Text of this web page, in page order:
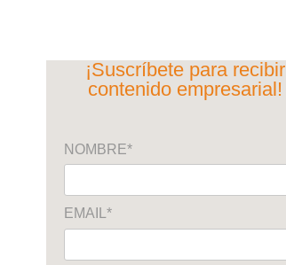
¡Suscríbete para recibir
contenido empresarial!
NOMBRE*
EMAIL*